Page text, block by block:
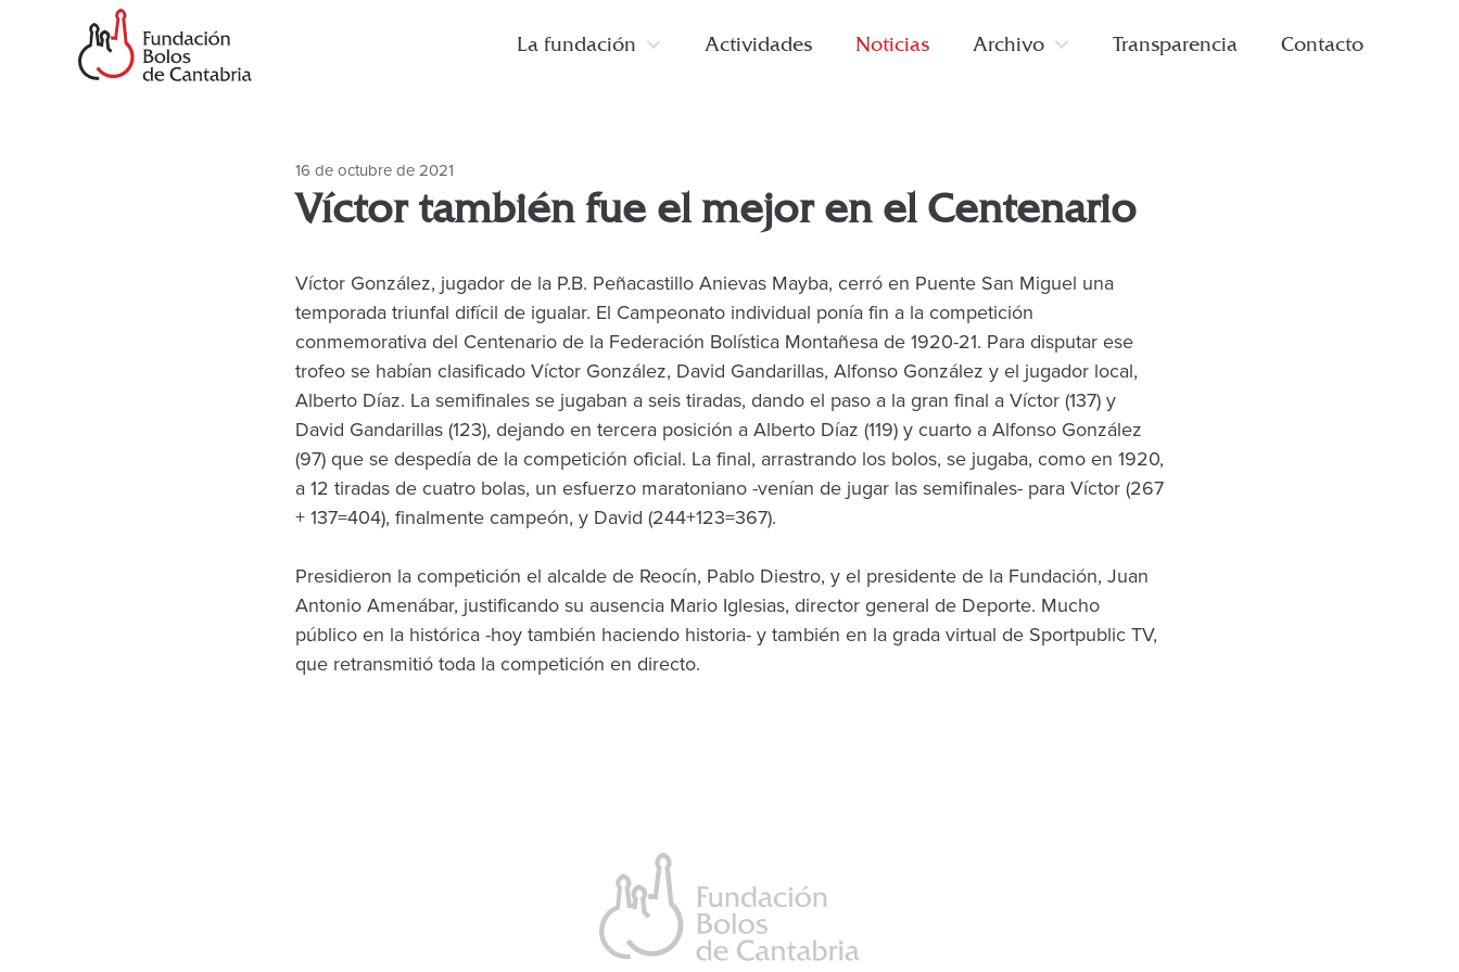
contenido
Principal
La fundación Actividades Noticias Archivo Transparencia Contacto
16 de octubre de 2021
Víctor también fue el mejor en el Centenario
Víctor González, jugador de la P.B. Peñacastillo Anievas Mayba, cerró en Puente San Miguel una
temporada triunfal difícil de igualar. El Campeonato individual ponía fin a la competición
conmemorativa del Centenario de la Federación Bolística Montañesa de 1920-21. Para disputar ese
trofeo se habían clasificado Víctor González, David Gandarillas, Alfonso González y el jugador local,
Alberto Díaz. La semifinales se jugaban a seis tiradas, dando el paso a la gran final a Víctor (137) y
David Gandarillas (123), dejando en tercera posición a Alberto Díaz (119) y cuarto a Alfonso González
(97) que se despedía de la competición oficial. La final, arrastrando los bolos, se jugaba, como en 1920,
a 12 tiradas de cuatro bolas, un esfuerzo maratoniano -venían de jugar las semifinales- para Víctor (267
+ 137=404), finalmente campeón, y David (244+123=367).
Presidieron la competición el alcalde de Reocín, Pablo Diestro, y el presidente de la Fundación, Juan
Antonio Amenábar, justificando su ausencia Mario Iglesias, director general de Deporte. Mucho
público en la histórica -hoy también haciendo historia- y también en la grada virtual de Sportpublic TV,
que retransmitió toda la competición en directo.